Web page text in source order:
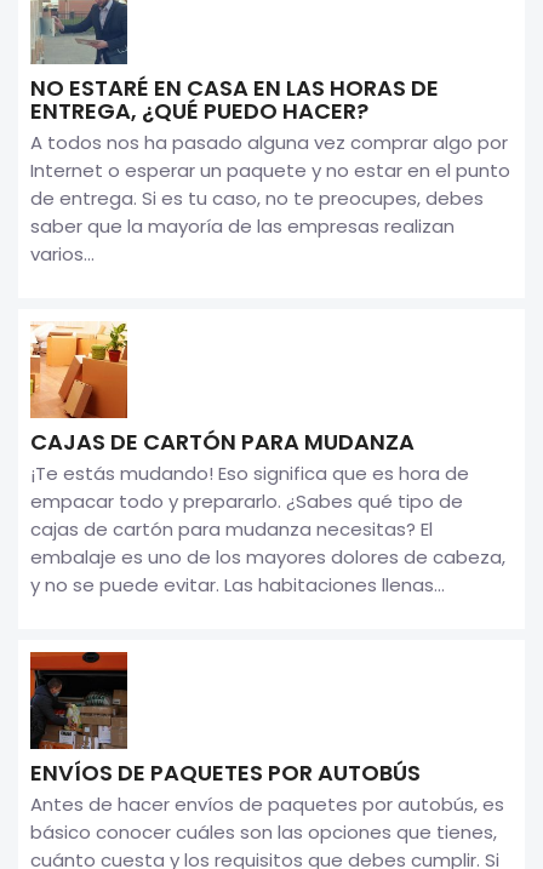
NO ESTARÉ EN CASA EN LAS HORAS DE
ENTREGA, ¿QUÉ PUEDO HACER?
A todos nos ha pasado alguna vez comprar algo por
Internet o esperar un paquete y no estar en el punto
de entrega. Si es tu caso, no te preocupes, debes
saber que la mayoría de las empresas realizan
varios...
CAJAS DE CARTÓN PARA MUDANZA
¡Te estás mudando! Eso significa que es hora de
empacar todo y prepararlo. ¿Sabes qué tipo de
cajas de cartón para mudanza necesitas? El
embalaje es uno de los mayores dolores de cabeza,
y no se puede evitar. Las habitaciones llenas...
ENVÍOS DE PAQUETES POR AUTOBÚS
Antes de hacer envíos de paquetes por autobús, es
básico conocer cuáles son las opciones que tienes,
cuánto cuesta y los requisitos que debes cumplir. Si